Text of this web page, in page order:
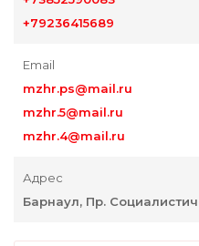
+79236415689
Email
mzhr.ps@mail.ru
mzhr.5@mail.ru
mzhr.4@mail.ru
Адрес
Барнаул, Пр.